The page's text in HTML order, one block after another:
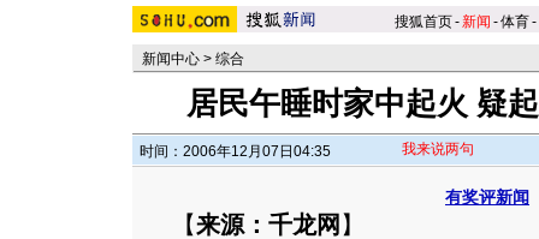
搜狐首页-新闻 -体育-
新闻中心 > 综合
居民午睡时家中起火 疑
时间：2006年12月07日04:35 我来说两句
有奖评新闻
【来源：千龙网 】